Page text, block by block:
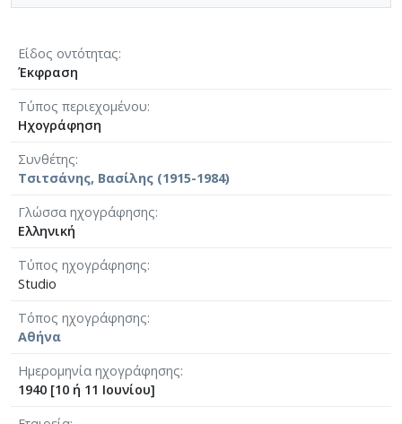
Είδος οντότητας
Έκφραση
Τύπος περιεχομένου
Ηχογράφηση
Συνθέτης
Τσιτσάνης, Βασίλης (1915-1984)
Γλώσσα ηχογράφησης
Ελληνική
Τύπος ηχογράφησης
Studio
Τόπος ηχογράφησης
Αθήνα
Ημερομηνία ηχογράφησης
1940 [10 ή 11 Ιουνίου]